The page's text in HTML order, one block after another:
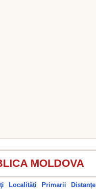
MOLDOVA
Localități Primarii Distanțe